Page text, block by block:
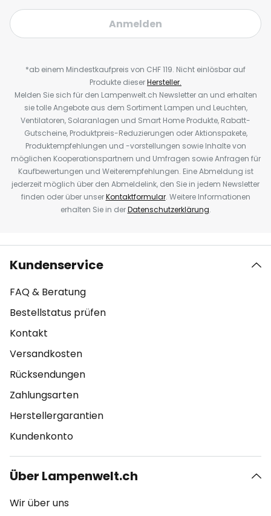
Anmelden
*ab einem Mindestkaufpreis von CHF 119. Nicht einlösbar auf
Produkte dieserHersteller.
Melden Sie sich für den Lampenwelt.ch Newsletter an und erhalten
sie tolle Angebote aus dem Sortiment Lampen und Leuchten,
Ventilatoren, Solaranlagen und Smart Home Produkte, Rabatt-
Gutscheine, Produktpreis-Reduzierungen oder Aktionspakete,
Produktempfehlungen und -vorstellungen sowie Inhalte von
möglichen Kooperationspartnern und Umfragen sowie Anfragen für
Kaufbewertungen und Weiterempfehlungen. Eine Abmeldung ist
jederzeit möglich über den Abmeldelink, den Sie in jedem Newsletter
finden oder über unserKontaktformular. Weitere Informationen
erhalten Sie in derDatenschutzerklärung.
Kundenservice
FAQ & Beratung
Bestellstatus prüfen
Kontakt
Versandkosten
Rücksendungen
Zahlungsarten
Herstellergarantien
Kundenkonto
Über Lampenwelt.ch
Wir über uns